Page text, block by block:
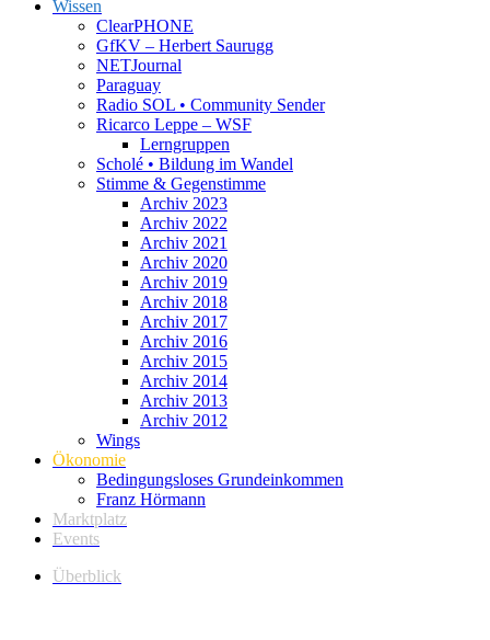
Wissen
ClearPHONE
GfKV – Herbert Saurugg
NETJournal
Paraguay
Radio SOL • Community Sender
Ricarco Leppe – WSF
Lerngruppen
Scholé • Bildung im Wandel
Stimme & Gegenstimme
Archiv 2023
Archiv 2022
Archiv 2021
Archiv 2020
Archiv 2019
Archiv 2018
Archiv 2017
Archiv 2016
Archiv 2015
Archiv 2014
Archiv 2013
Archiv 2012
Wings
Ökonomie
Bedingungsloses Grundeinkommen
Franz Hörmann
Marktplatz
Events
Überblick